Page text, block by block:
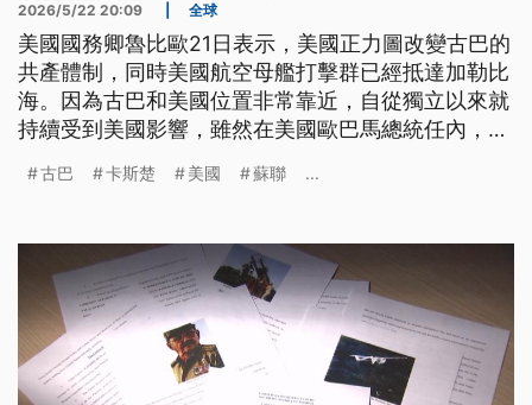
2026/5/22 20:09 全球
美國國務卿魯比歐21日表示，美國正力圖改變古巴的
共產體制，同時美國航空母艦打擊群已經抵達加勒比
海。因為古巴和美國位置非常靠近，自從獨立以來就
持續受到美國影響，雖然在美國歐巴馬總統任內，曾
又再度升溫。美國在本週舊案重提，起訴當年擔任古
巴政權的起手式。在川普極限施壓之下，古巴政府誓
言抵抗到底，並警告美國將會血流成河。
古巴 卡斯楚 美國 蘇聯 ...